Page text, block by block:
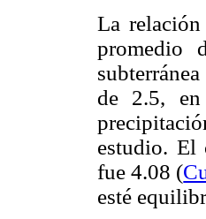
La relación
promedio
de 2.5,
estudio. El
fue 4.08 (
esté